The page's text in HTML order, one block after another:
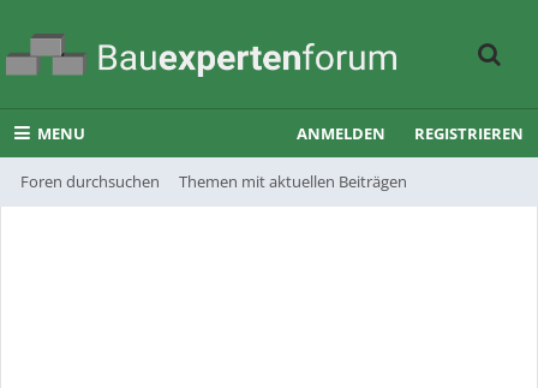
MENU
Foren durchsuchen Themen mit aktuellen Beiträgen
ANMELDEN REGISTRIEREN